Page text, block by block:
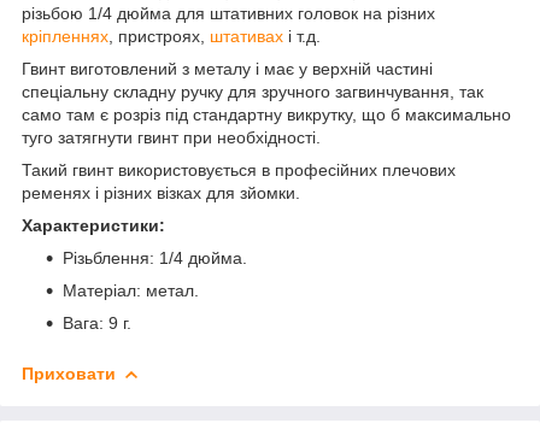
різьбою 1/4 дюйма для штативних головок на різних
кріпленнях , пристроях, штативах і т.д.
Гвинт виготовлений з металу і має у верхній частині
спеціальну складну ручку для зручного загвинчування, так
само там є розріз під стандартну викрутку, що б максимально
туго затягнути гвинт при необхідності.
Такий гвинт використовується в професійних плечових
ременях і різних візках для зйомки.
Характеристики:
Різьблення: 1/4 дюйма.
Матеріал: метал.
Вага: 9 г.
Приховати